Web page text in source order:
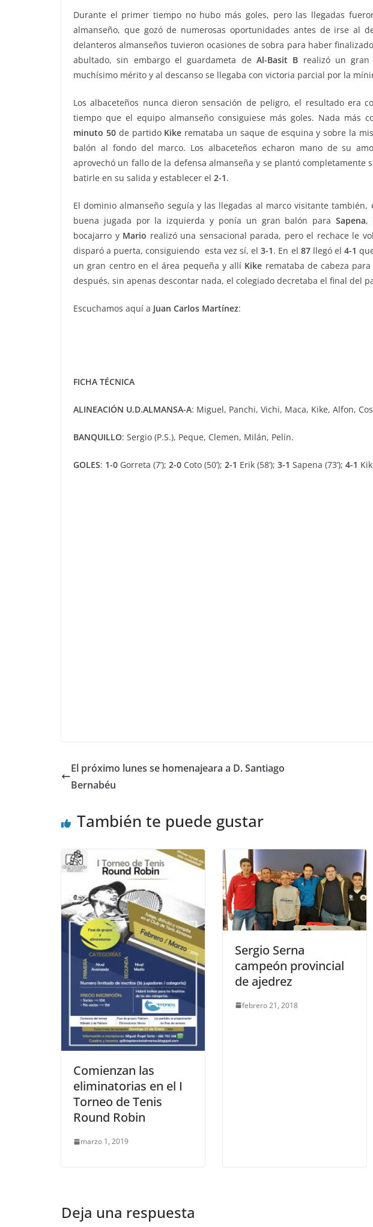
Durante el primer tiempo no hubo más goles, pero las llegadas
almanseño, que gozó de numerosas oportunidades antes de irse al
delanteros almanseños tuvieron ocasiones de sobra para haber
abultado, sin embargo el guardameta de Al-Basit B realizó un
muchísimo mérito y al descanso se llegaba con victoria parcial por la
Los albaceteños nunca dieron sensación de peligro, el resultado era
tiempo que el equipo almanseño consiguiese más goles. Nada más
minuto 50de partido Kike remataba un saque de esquina y sobre la
balón al fondo del marco. Los albaceteños echaron mano de su
aprovechó un fallo de la defensa almanseña y se plantó completamente
batirle en su salida y establecer el 2-1.
El dominio almanseño seguía y las llegadas al marco visitante también,
buena jugada por la izquierda y ponía un gran balón para Sapena,
bocajarro y Mario realizó una sensacional parada, pero el rechace le
disparó a puerta, consiguiendo esta vez sí, el3-1. En el 87llegó el4-1
un gran centro en el área pequeña y allí Kike remataba de cabeza
después, sin apenas descontar nada, el colegiado decretaba el final del
Escuchamos aquí a Juan Carlos Martínez:
FICHA TÉCNICA
ALINEACIÓN U.D.ALMANSA-A: Miguel, Panchi, Vichi, Maca, Kike, Alfon,
BANQUILLO: Sergio (P.S.), Peque, Clemen, Milán, Pelín.
GOLES: 1-0 Gorreta (7’); 2-0 Coto (50’); 2-1 Erik (58’); 3-1 Sapena (73’); 4-1
El próximo lunes se homenajeara a D. Santiago
Bernabéu
También te puede gustar
Comienzan las
eliminatorias en el I
Torneo de Tenis
Round Robin
marzo 1, 2019
Sergio Serna
campeón provincial
de ajedrez
febrero 21, 2018
Deja una respuesta